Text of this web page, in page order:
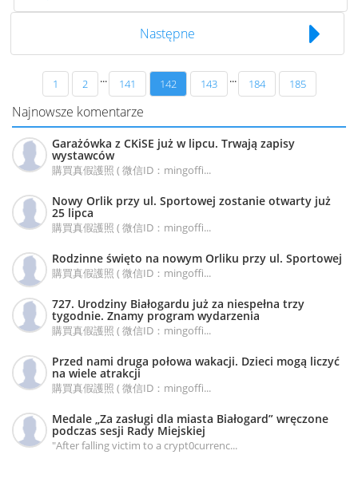
Następne
1 2 ... 141 142 143 ... 184 185
Najnowsze komentarze
Garażówka z CKiSE już w lipcu. Trwają zapisy
wystawców
購買真假護照 ( 微信ID：mingoffi...
Nowy Orlik przy ul. Sportowej zostanie otwarty już
25 lipca
購買真假護照 ( 微信ID：mingoffi...
Rodzinne święto na nowym Orliku przy ul. Sportowej
購買真假護照 ( 微信ID：mingoffi...
727. Urodziny Białogardu już za niespełna trzy
tygodnie. Znamy program wydarzenia
購買真假護照 ( 微信ID：mingoffi...
Przed nami druga połowa wakacji. Dzieci mogą liczyć
na wiele atrakcji
購買真假護照 ( 微信ID：mingoffi...
Medale „Za zasługi dla miasta Białogard” wręczone
podczas sesji Rady Miejskiej
"After falling victim to a crypt0currenc...